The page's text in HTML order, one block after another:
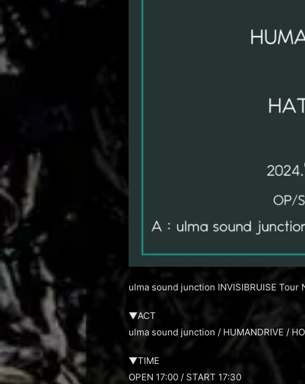
ulma sound junction INVISIBRUISE Tour
▼ACT
ulma sound junction / HUMANDRIVE /
▼TIME
OPEN 17:00 / START 17:30